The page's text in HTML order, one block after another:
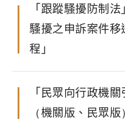
「跟蹤騷擾防制
騷擾之申訴案件
程」
「民眾向行政機關
（機關版、民眾版）